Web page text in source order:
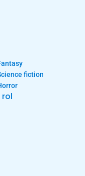
fiction